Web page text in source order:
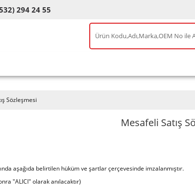
294 24 55
Sözleşmesi
Mesafeli Satış
aşağıda belirtilen hüküm ve şartlar çerçevesinde imzalanmıştır.
"ALICI" olarak anılacaktır)